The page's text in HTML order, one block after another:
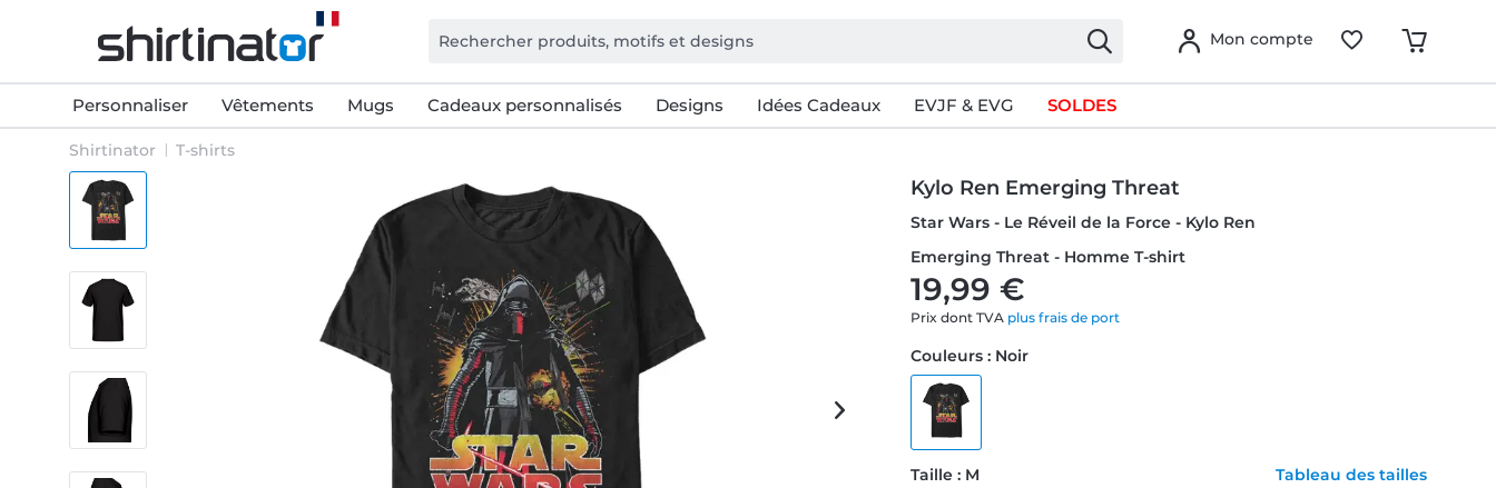
Mon compte
Personnaliser Vêtements Mugs Cadeaux personnalisés Designs Idées Cadeaux EVJF & EVG SOLDES
Shirtinator T-shirts
Kylo Ren Emerging Threat
Star Wars - Le Réveil de la Force - Kylo Ren
Emerging Threat - Homme T-shirt
19,99 €
Prix dont TVA plus frais de port
Couleurs : Noir
Taille : M Tableau des tailles